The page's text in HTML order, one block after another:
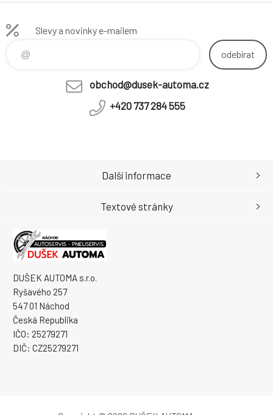
Slevy a novinky e-mailem
odebírat
obchod@dusek-automa.cz
+420 737 284 555
DUŠEK AUTOMA s.r.o.
Ryšavého 257
547 01 Náchod
Česká Republika
IČO: 25279271
DIČ: CZ25279271
Další informace
Textové stránky